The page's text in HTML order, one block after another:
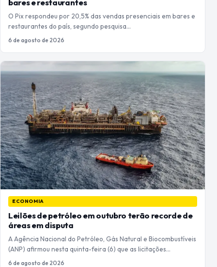
bares e restaurantes
O Pix respondeu por 20,5% das vendas presenciais em bares e
restaurantes do país, segundo pesquisa…
6 de agosto de 2026
ECONOMIA
Leilões de petróleo em outubro terão recorde de
áreas em disputa
A Agência Nacional do Petróleo, Gás Natural e Biocombustíveis
(ANP) afirmou nesta quinta-feira (6) que as licitações…
6 de agosto de 2026